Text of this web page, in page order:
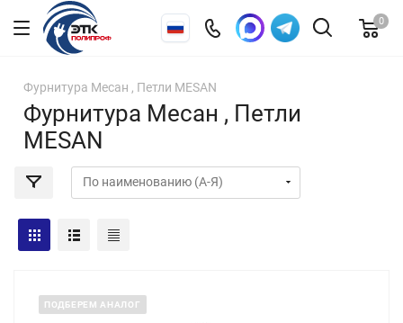
0
Фурнитура Месан , Петли MESAN
Фурнитура Месан , Петли
MESAN
ПОДБЕРЕМ АНАЛОГ